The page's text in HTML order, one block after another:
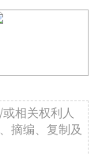
相关权利人
摘编、复制及